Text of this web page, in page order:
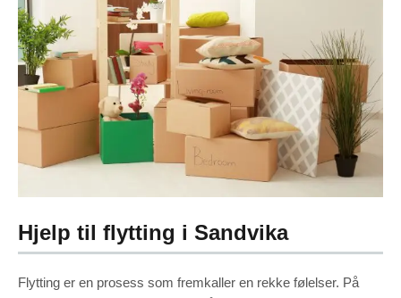
Hjelp til flytting i Sandvika
Flytting er en prosess som fremkaller en rekke følelser. På
Experience
In order for
our website
to perform
as well as
possible
during your
some
from the
Marketing
By sharing
your
behavior as
you visit our